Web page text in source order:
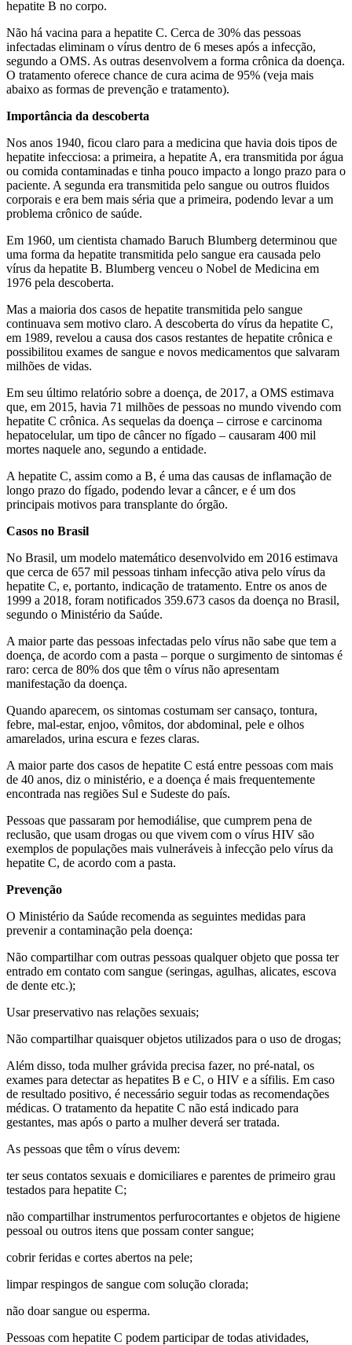
hepatite B no corpo.
Não há vacina para a hepatite C. Cerca de 30% das pessoas
infectadas eliminam o vírus dentro de 6 meses após a infecção,
segundo a OMS. As outras desenvolvem a forma crônica da doença.
O tratamento oferece chance de cura acima de 95% (veja mais
abaixo as formas de prevenção e tratamento).
Importância da descoberta
Nos anos 1940, ficou claro para a medicina que havia dois tipos de
hepatite infecciosa: a primeira, a hepatite A, era transmitida por água
ou comida contaminadas e tinha pouco impacto a longo prazo para o
paciente. A segunda era transmitida pelo sangue ou outros fluidos
corporais e era bem mais séria que a primeira, podendo levar a um
problema crônico de saúde.
Em 1960, um cientista chamado Baruch Blumberg determinou que
uma forma da hepatite transmitida pelo sangue era causada pelo
vírus da hepatite B. Blumberg venceu o Nobel de Medicina em
1976 pela descoberta.
Mas a maioria dos casos de hepatite transmitida pelo sangue
continuava sem motivo claro. A descoberta do vírus da hepatite C,
em 1989, revelou a causa dos casos restantes de hepatite crônica e
possibilitou exames de sangue e novos medicamentos que salvaram
milhões de vidas.
Em seu último relatório sobre a doença, de 2017, a OMS estimava
que, em 2015, havia 71 milhões de pessoas no mundo vivendo com
hepatite C crônica. As sequelas da doença – cirrose e carcinoma
hepatocelular, um tipo de câncer no fígado – causaram 400 mil
mortes naquele ano, segundo a entidade.
A hepatite C, assim como a B, é uma das causas de inflamação de
longo prazo do fígado, podendo levar a câncer, e é um dos
principais motivos para transplante do órgão.
Casos no Brasil
No Brasil, um modelo matemático desenvolvido em 2016 estimava
que cerca de 657 mil pessoas tinham infecção ativa pelo vírus da
hepatite C, e, portanto, indicação de tratamento. Entre os anos de
1999 a 2018, foram notificados 359.673 casos da doença no Brasil,
segundo o Ministério da Saúde.
A maior parte das pessoas infectadas pelo vírus não sabe que tem a
doença, de acordo com a pasta – porque o surgimento de sintomas é
raro: cerca de 80% dos que têm o vírus não apresentam
manifestação da doença.
Quando aparecem, os sintomas costumam ser cansaço, tontura,
febre, mal-estar, enjoo, vômitos, dor abdominal, pele e olhos
amarelados, urina escura e fezes claras.
A maior parte dos casos de hepatite C está entre pessoas com mais
de 40 anos, diz o ministério, e a doença é mais frequentemente
encontrada nas regiões Sul e Sudeste do país.
Pessoas que passaram por hemodiálise, que cumprem pena de
reclusão, que usam drogas ou que vivem com o vírus HIV são
exemplos de populações mais vulneráveis à infecção pelo vírus da
hepatite C, de acordo com a pasta.
Prevenção
O Ministério da Saúde recomenda as seguintes medidas para
prevenir a contaminação pela doença:
Não compartilhar com outras pessoas qualquer objeto que possa ter
entrado em contato com sangue (seringas, agulhas, alicates, escova
de dente etc.);
Usar preservativo nas relações sexuais;
Não compartilhar quaisquer objetos utilizados para o uso de drogas;
Além disso, toda mulher grávida precisa fazer, no pré-natal, os
exames para detectar as hepatites B e C, o HIV e a sífilis. Em caso
de resultado positivo, é necessário seguir todas as recomendações
médicas. O tratamento da hepatite C não está indicado para
gestantes, mas após o parto a mulher deverá ser tratada.
As pessoas que têm o vírus devem:
ter seus contatos sexuais e domiciliares e parentes de primeiro grau
testados para hepatite C;
não compartilhar instrumentos perfurocortantes e objetos de higiene
pessoal ou outros itens que possam conter sangue;
cobrir feridas e cortes abertos na pele;
limpar respingos de sangue com solução clorada;
não doar sangue ou esperma.
Pessoas com hepatite C podem participar de todas atividades,